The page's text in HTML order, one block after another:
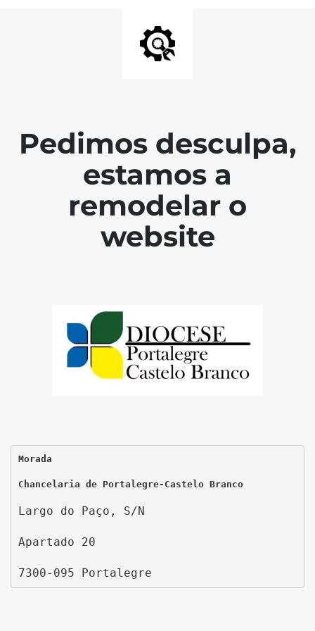
Pedimos desculpa,
estamos a
remodelar o
website
Morada
Chancelaria de Portalegre-Castelo Branco
Largo do Paço, S/N
Apartado 20
7300-095 Portalegre